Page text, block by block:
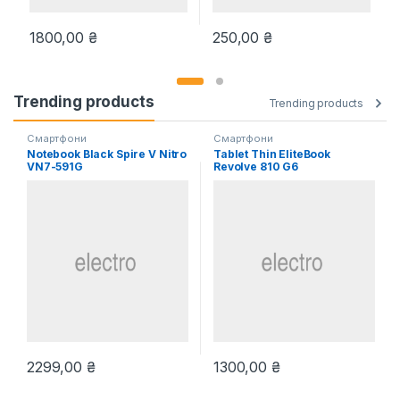
1800,00 ₴ 250,00₴
Trending products Trending products
Смартфони
Notebook Black Spire V Nitro
VN7-591G
2299,00 ₴
Смартфони
Tablet Thin EliteBook
Revolve 810 G6
1300,00 ₴